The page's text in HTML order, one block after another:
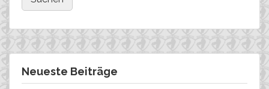
Neueste Beiträge